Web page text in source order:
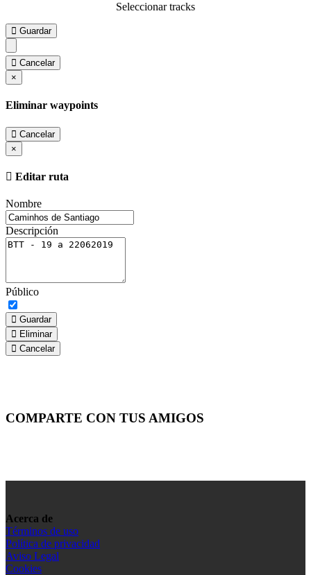
Seleccionar tracks
Guardar
Cancelar
×
Eliminar waypoints
Cancelar
×
Editar ruta
Nombre
Descripción
Público
Guardar
Eliminar
Cancelar
COMPARTE CON TUS AMIGOS
Acerca de
Términos de uso
Política de privacidad
Aviso Legal
Cookies